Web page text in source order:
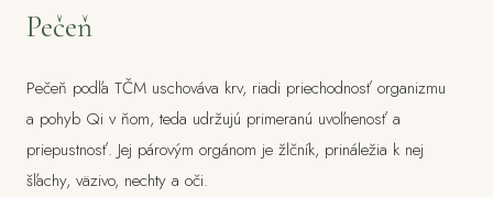
Pečeň
Pečeň podľa TČM uschováva krv, riadi priechodnosť organizmu
a pohyb Qi v ňom, teda udržujú primeranú uvoľnenosť a
priepustnosť. Jej párovým orgánom je žlčník, prináležia k nej
šľachy, väzivo, nechty a oči.